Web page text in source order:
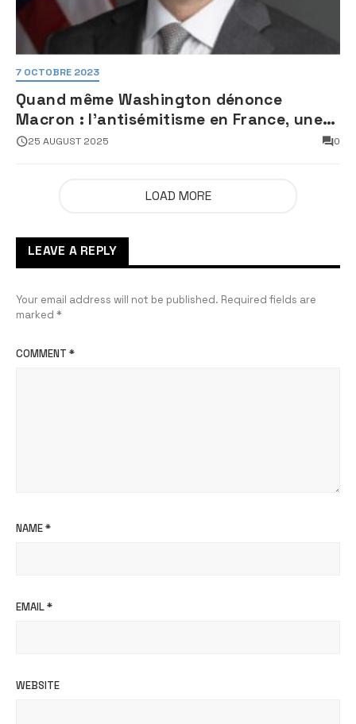
7 OCTOBRE 2023
Quand même Washington dénonce
Macron : l’antisémitisme en France, une
faillite d’État
25 AUGUST 2025 0
LOAD MORE
LEAVE A REPLY
Your email address will not be published. Required fields are
marked *
COMMENT *
NAME*
EMAIL*
WEBSITE